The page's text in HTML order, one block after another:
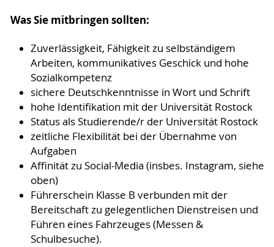
Was Sie mitbringen sollten:
Zuverlässigkeit, Fähigkeit zu selbständigem
Arbeiten, kommunikatives Geschick und hohe
Sozialkompetenz
sichere Deutschkenntnisse in Wort und Schrift
hohe Identifikation mit der Universität Rostock
Status als Studierende/r der Universität Rostock
zeitliche Flexibilität bei der Übernahme von
Aufgaben
Affinität zu Social-Media (insbes. Instagram, siehe
oben)
Führerschein Klasse B verbunden mit der
Bereitschaft zu gelegentlichen Dienstreisen und
Führen eines Fahrzeuges (Messen &
Schulbesuche).